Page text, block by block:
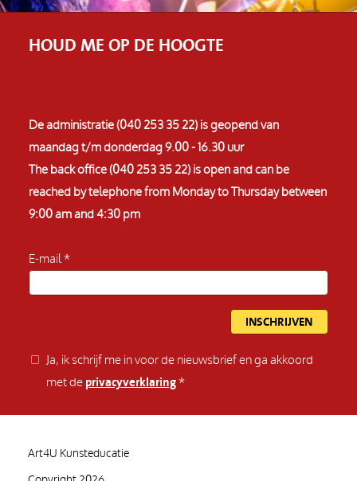
HOUD ME OP DE HOOGTE
De administratie (040 253 35 22) is geopend van
maandag t/m donderdag 9.00 - 16.30 uur
The back office (040 253 35 22) is open and can be
reached by telephone from Monday to Thursday between
9:00 am and 4:30 pm
E-mail
Ja, ik schrijf me in voor de nieuwsbrief en ga akkoord
met de privacyverklaring
Art4U Kunsteducatie